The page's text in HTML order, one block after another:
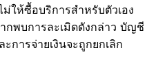
ให้ซื้อบริการสำหรับตัวเอง
กพบการละเมิดดังกล่าว บัญชี
การจ่ายเงินจะถูกยกเลิก